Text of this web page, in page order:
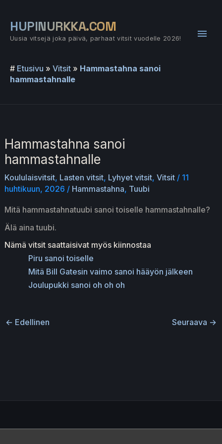
sisältöön
HUPINURKKA.COM
Uusia vitsejä joka päivä, parhaat vitsit vuodelle 2026!
# Etusivu » Vitsit » Hammastahna sanoi
hammastahnalle
Hammastahna sanoi
hammastahnalle
Koululaisvitsit, Lasten vitsit, Lyhyet vitsit, Vitsit/ 11
huhtikuun, 2026 / Hammastahna, Tuubi
Mitä hammastahnatuubi sanoi toiselle hammastahnalle?
Älä aina tuubi.
Nämä vitsit saattaisivat myös kiinnostaa
Piru sanoi toiselle
Mitä Bill Gatesin vaimo sanoi hääyön jälkeen
Joulupukki sanoi oh oh oh
← Edellinen Seuraava →